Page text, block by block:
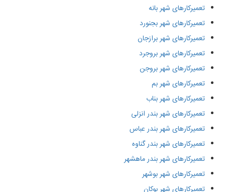
تعمیرکارهای شهر بانه
تعمیرکارهای شهر بجنورد
تعمیرکارهای شهر برازجان
تعمیرکارهای شهر بروجرد
تعمیرکارهای شهر بروجن
تعمیرکارهای شهر بم
تعمیرکارهای شهر بناب
تعمیرکارهای شهر بندر انزلی
تعمیرکارهای شهر بندر عباس
تعمیرکارهای شهر بندر گناوه
تعمیرکارهای شهر بندر ماهشهر
تعمیرکارهای شهر بوشهر
تعمیرکارهای شهر بوکان